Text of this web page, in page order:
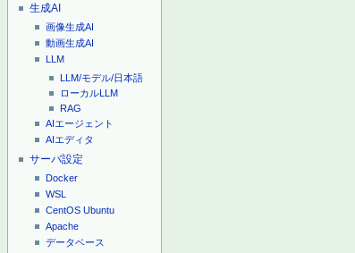
生成AI
画像生成AI
動画生成AI
LLM
LLM/モデル/日本語
ローカルLLM
RAG
AIエージェント
AIエディタ
サーバ設定
Docker
WSL
CentOS Ubuntu
Apache
データベース